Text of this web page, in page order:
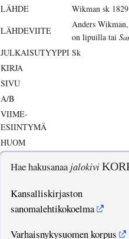
LÄHDE
Wikman sk
LÄHDEVIITE
Anders
on lipuilla tai
JULKAISUTYYPPI Sk
KIRJA
SIVU
A/B
VIIME-
ESIINTYMÄ
HUOM
Hae hakusanaajalokivi
Kansalliskirjaston
sanomalehtikokoelma
Varhaisnykysuomen korpus